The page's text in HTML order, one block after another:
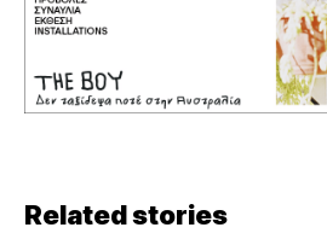
Related stories